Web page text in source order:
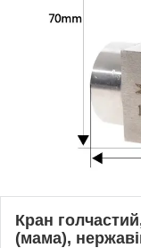
Кран
(мама),